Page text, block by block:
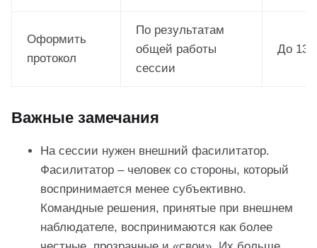
Оформить
протокол
По результатам
общей работы
сессии
До
Важные замечания
На сессии нужен внешний фасилитатор.
Фасилитатор – человек со стороны, который
воспринимается менее субъективно.
Командные решения, принятые при внешнем
наблюдателе, воспринимаются как более